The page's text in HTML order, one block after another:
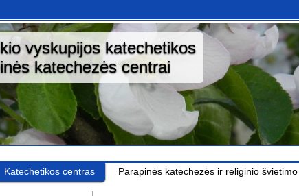
vyskupijos katechetikos
katechezės centrai
Katechetikos centras Parapinės katechezės ir religinio